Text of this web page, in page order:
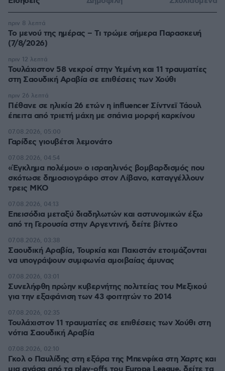
Το μενού της ημέρας – Τι τρώμε σήμερα Παρασκευή
(7/8/2026)
πριν 8 λεπτά
Τουλάχιστον 58 νεκροί στην Υεμένη και 11 τραυματίες
στη Σαουδική Αραβία σε επιθέσεις των Χούθι
πριν 12 λεπτά
Πέθανε σε ηλικία 26 ετών η influencer Σίντνεϊ Τάουλ
έπειτα από τριετή μάχη με σπάνια μορφή καρκίνου
πριν 26 λεπτά
Γαρίδες γιουβέτσι λεμονάτο
07.08.2026, 05:00
«Έγκλημα πολέμου» ο ισραηλινός βομβαρδισμός που
σκότωσε δημοσιογράφο στον Λίβανο, καταγγέλλουν
τρεις ΜΚΟ
07.08.2026, 04:54
Επεισόδια μεταξύ διαδηλωτών και αστυνομικών έξω
από τη Γερουσία στην Αργεντινή, δείτε βίντεο
07.08.2026, 04:13
Σαουδική Αραβία, Τουρκία και Πακιστάν ετοιμάζονται
να υπογράψουν συμφωνία αμοιβαίας άμυνας
07.08.2026, 03:38
Συνελήφθη πρώην κυβερνήτης πολιτείας του Μεξικού
για την εξαφάνιση των 43 φοιτητών το 2014
07.08.2026, 03:01
Τουλάχιστον 11 τραυματίες σε επιθέσεις των Χούθι στη
νότια Σαουδική Αραβία
07.08.2026, 02:35
Γκολ ο Παυλίδης στη εξάρα της Μπενφίκα στη Χαρτς και
07.08.2026, 02:10